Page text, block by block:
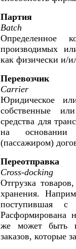
Партия
Batch
Определенное
производимых
как физически и/
Перевозчик
Carrier
Юридическое
собственные
средства для
на основании
(пассажиром)
Переотправка
Cross-docking
Отгрузка
хранения.
поступившая с
Расформирована
же может быть
заказов, которые